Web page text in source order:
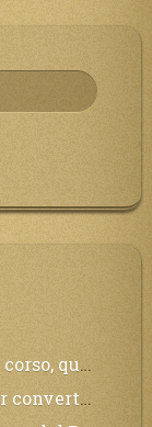
tutta la Terra sarà oscurata.
sarà preparato saranno dolori.